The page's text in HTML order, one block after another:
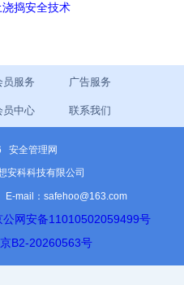
捣安全技术
员服务 广告服务
员中心 联系我们
安全管理网
安科科技有限公司
E-mail：safehoo@163.com
公网安备11010502059499号
B2-20260563号